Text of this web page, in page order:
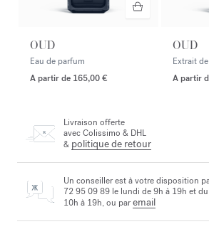
OUD
Eau de parfum
A partir de 165,00 €
OUD
Extrait
A partir
Livraison offerte
avec Colissimo & DHL
& politique de retour
Un conseiller est à votre disposition
72 95 09 89 le lundi de 9h à 19h et
10h à 19h, ou paremail